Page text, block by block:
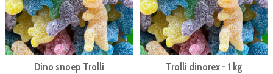
Dino snoep Trolli Trolli dinorex - 1 kg